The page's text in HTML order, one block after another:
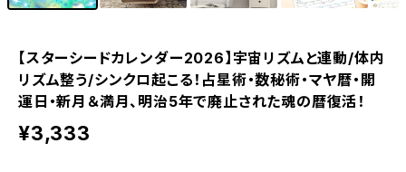
【スターシードカレンダー2026】宇宙リズムと連動/体内
リズム整う/シンクロ起こる！占星術・数秘術・マヤ暦・開
運日・新月＆満月、明治5年で廃止された魂の暦復活！
¥3,333